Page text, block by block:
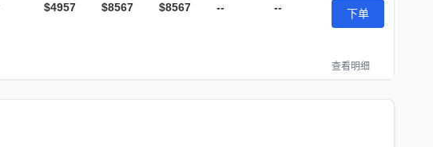
$4957 $8567 $8567 -- -- 下单
查看明细